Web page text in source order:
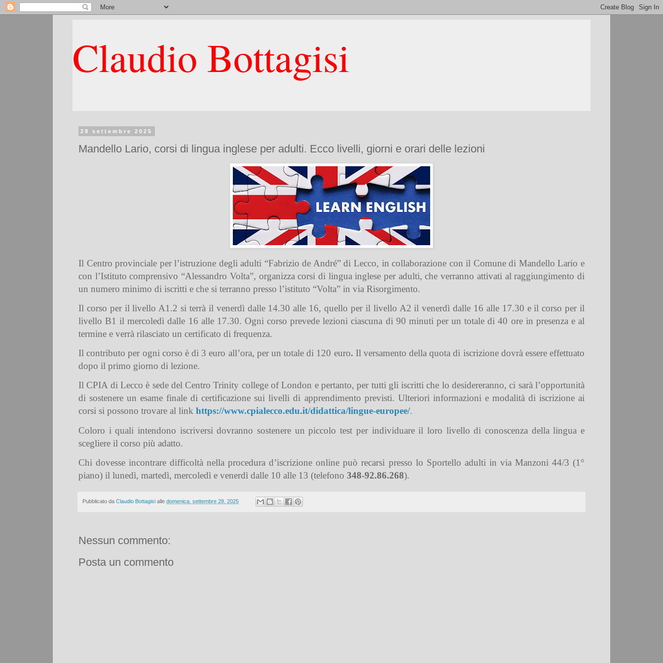
Claudio Bottagisi
28 settembre 2025
Mandello Lario, corsi di lingua inglese per adulti. Ecco livelli, giorni e orari delle lezioni
Il Centro provinciale per l’istruzione degli adulti “Fabrizio de André” di Lecco, in collaborazione con il Comune di Mandello Lario e
con l’Istituto comprensivo “Alessandro Volta”, organizzacorsi di lingua inglese per adulti, che verranno attivati al raggiungimento di
un numero minimo di iscritti e che si terranno presso l’istituto “Volta” in via Risorgimento.
Il corso per il livello A1.2 si terrà il venerdì dalle 14.30 alle 16, quello per il livello A2 il venerdì dalle 16 alle 17.30 e il corso per il
livello B1 il mercoledì dalle 16 alle 17.30. Ogni corso prevede lezioni ciascuna di 90 minuti per un totale di 40 ore in presenza e al
termine e verrà rilasciato un certificato di frequenza.
Il contributo per ogni corso è di 3 euro all’ora, per un totale di 120 euro. Ilversamento della quota di iscrizione dovrà essere effettuato
dopo il primo giorno di lezione.
Il CPIA di Lecco è sede del Centro Trinity college of London e pertanto, per tutti gli iscritti che lo desidereranno, ci sarà l’opportunità
di sostenere un esame finale di certificazione sui livelli di apprendimento previsti. Ulteriori informazioni e modalità di iscrizione ai
corsi si possono trovare al link https://www.cpialecco.edu.it/didattica/lingue-europee/.
Coloro i quali intendono iscriversi dovranno sostenere un piccolo test per individuare il loro livello di conoscenza della lingua e
scegliere il corso più adatto.
Chi dovesse incontrare difficoltà nella procedura d’iscrizione online può recarsi presso lo Sportello adulti in via Manzoni 44/3 (1°
piano) il lunedì, martedì, mercoledì e venerdì dalle 10 alle 13 (telefono 348-92.86.268).
Pubblicato da Claudio Bottagisi alle domenica, settembre 28, 2025
Nessun commento:
Posta un commento